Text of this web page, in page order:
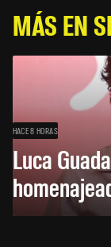
MÁS EN
HACE 8 HORAS
Luca